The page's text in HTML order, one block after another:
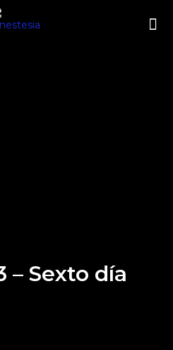
– Sexto día